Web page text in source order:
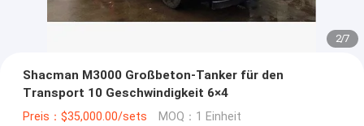
2/7
Shacman M3000 Großbeton-Tanker für den
Transport 10 Geschwindigkeit 6×4
Preis：$35,000.00/sets MOQ：1 Einheit